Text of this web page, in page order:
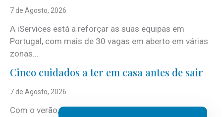
7 de Agosto, 2026
A iServices está a reforçar as suas equipas em
Portugal, com mais de 30 vagas em aberto em várias
zonas...
Cinco cuidados a ter em casa antes de sair
7 de Agosto, 2026
Com o verão, chegam também as férias, os fins-de-